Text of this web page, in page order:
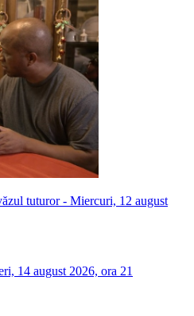
tuturor - Miercuri, 12 august
14 august 2026, ora 21